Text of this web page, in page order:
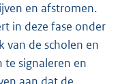
en afstromen.
in deze fase onder
van de scholen en
te signaleren en